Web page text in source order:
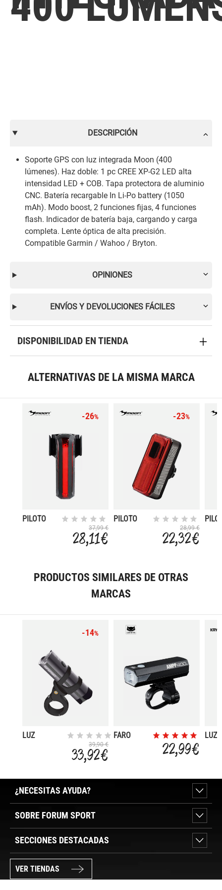
DESCRIPCIÓN
Soporte GPS con luz integrada Moon (400
lúmenes). Haz doble: 1 pc CREE XP-G2 LED alta
intensidad LED + COB. Tapa protectora de aluminio
CNC. Batería recargable In Li-Po battery (1050
mAh). Modo boost, 2 funciones fijas, 4 funciones
flash. Indicador de batería baja, cargando y carga
completa. Lente óptica de alta precisión.
Compatible Garmin / Wahoo / Bryton.
OPINIONES
ENVÍOS Y DEVOLUCIONES FÁCILES
DISPONIBILIDAD EN TIENDA
ALTERNATIVAS DE LA MISMA MARCA
-26%
PILOTO
37,99 €
28,11 €
-23%
PILOTO
28,99 €
22,32 €
PRODUCTOS SIMILARES DE OTRAS
MARCAS
-14%
LUZ
VS500
39,90 €
33,92 €
FARO
22,99 €
LUZ
¿NECESITAS AYUDA?
SOBRE FORUM SPORT
SECCIONES DESTACADAS
VER TIENDAS